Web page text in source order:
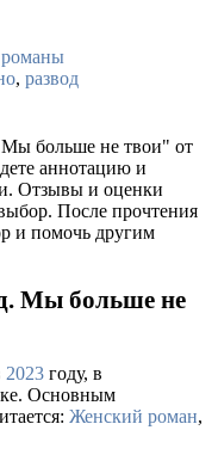
, развод
Мы больше не твои" от
аннотацию и
Отзывы и оценки
После прочтения
и помочь другим
Мы больше не
2023 году, в
Основным
Женский роман,